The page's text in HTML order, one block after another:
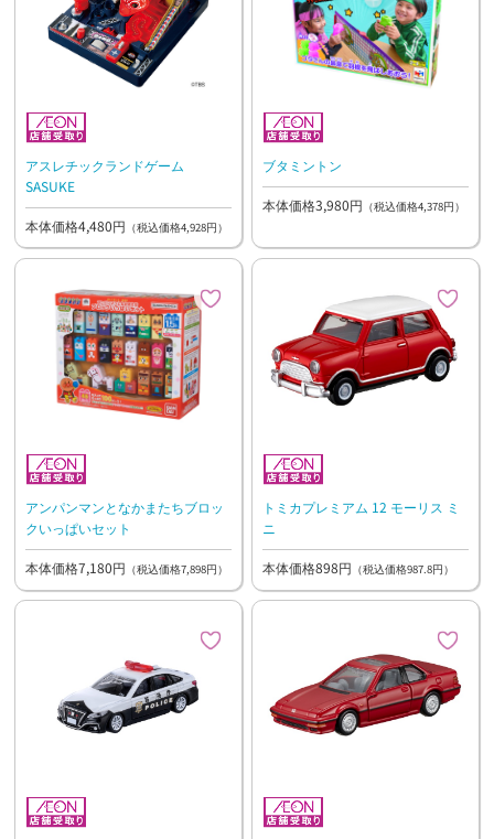
アスレチックランドゲーム
SASUKE
本体価格4,480円 （税込価格4,928円）
ブタミントン
本体価格3,980円 （税込価格4,378円）
アンパンマンとなかまたちブロッ
クいっぱいセット
本体価格7,180円 （税込価格7,898円）
トミカプレミアム 12 モーリス ミ
ニ
本体価格898円 （税込価格987.8円）